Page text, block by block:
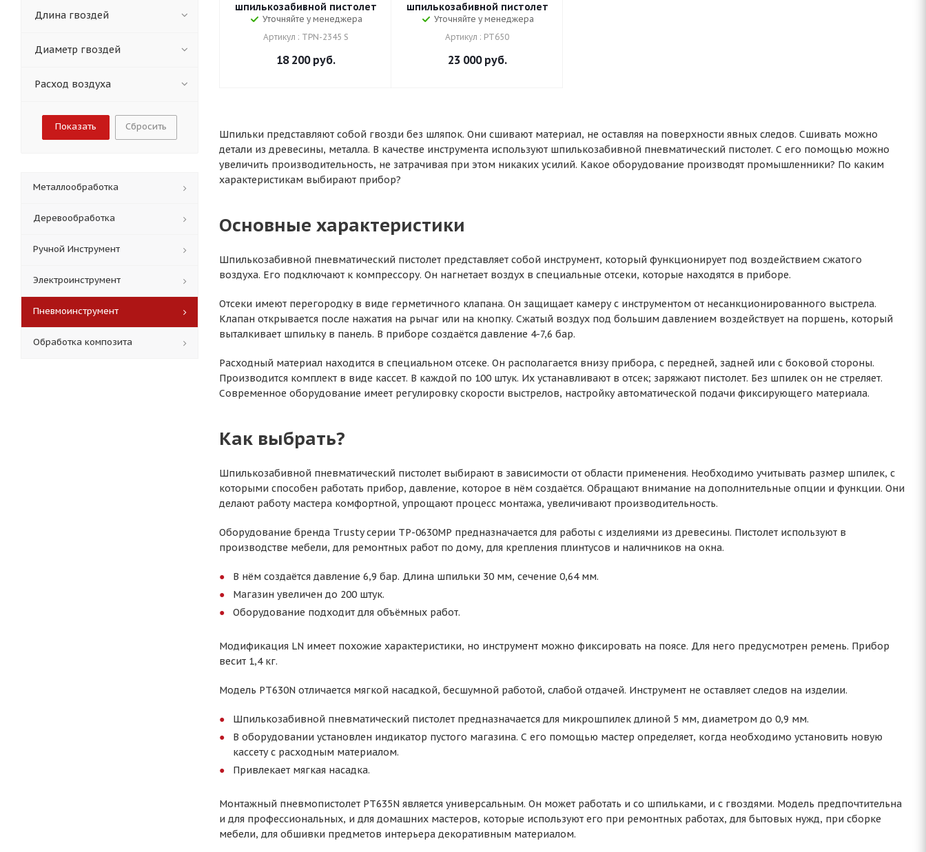
шпилькозабивной пистолет
Уточняйте у менеджера
Артикул : TPN-2345 S
18 200руб.
шпилькозабивной пистолет
Уточняйте у менеджера
Артикул : PT650
23 000руб.
Шпильки представляют собой гвозди без шляпок. Они сшивают материал, не оставляя на поверхности явных следов. Сшивать можно
детали из древесины, металла. В качестве инструмента используют шпилькозабивной пневматический пистолет. С его помощью можно
увеличить производительность, не затрачивая при этом никаких усилий. Какое оборудование производят промышленники? По каким
характеристикам выбирают прибор?
Основные характеристики
Шпилькозабивной пневматический пистолет представляет собой инструмент, который функционирует под воздействием сжатого
воздуха. Его подключают к компрессору. Он нагнетает воздух в специальные отсеки, которые находятся в приборе.
Отсеки имеют перегородку в виде герметичного клапана. Он защищает камеру с инструментом от несанкционированного выстрела.
Клапан открывается после нажатия на рычаг или на кнопку. Сжатый воздух под большим давлением воздействует на поршень, который
выталкивает шпильку в панель. В приборе создаётся давление 4-7,6 бар.
Расходный материал находится в специальном отсеке. Он располагается внизу прибора, с передней, задней или с боковой стороны.
Производится комплект в виде кассет. В каждой по 100 штук. Их устанавливают в отсек; заряжают пистолет. Без шпилек он не стреляет.
Современное оборудование имеет регулировку скорости выстрелов, настройку автоматической подачи фиксирующего материала.
Как выбрать?
Шпилькозабивной пневматический пистолет выбирают в зависимости от области применения. Необходимо учитывать размер шпилек, с
которыми способен работать прибор, давление, которое в нём создаётся. Обращают внимание на дополнительные опции и функции. Они
делают работу мастера комфортной, упрощают процесс монтажа, увеличивают производительность.
Оборудование бренда Trusty серии TP-0630МР предназначается для работы с изделиями из древесины. Пистолет используют в
производстве мебели, для ремонтных работ по дому, для крепления плинтусов и наличников на окна.
В нём создаётся давление 6,9 бар. Длина шпильки 30 мм, сечение 0,64 мм.
Магазин увеличен до 200 штук.
Оборудование подходит для объёмных работ.
Модификация LN имеет похожие характеристики, но инструмент можно фиксировать на поясе. Для него предусмотрен ремень. Прибор
весит 1,4 кг.
Модель РТ630N отличается мягкой насадкой, бесшумной работой, слабой отдачей. Инструмент не оставляет следов на изделии.
Шпилькозабивной пневматический пистолет предназначается для микрошпилек длиной 5 мм, диаметром до 0,9 мм.
В оборудовании установлен индикатор пустого магазина. С его помощью мастер определяет, когда необходимо установить новую
кассету с расходным материалом.
Привлекает мягкая насадка.
Монтажный пневмопистолет РТ635N является универсальным. Он может работать и со шпильками, и с гвоздями. Модель предпочтительна
и для профессиональных, и для домашних мастеров, которые используют его при ремонтных работах, для бытовых нужд, при сборке
мебели, для обшивки предметов интерьера декоративным материалом.
Длина гвоздей
Диаметр гвоздей
Расход воздуха
Сбросить
Металлообработка
Деревообработка
Ручной Инструмент
Электроинструмент
Пневмоинструмент
Обработка композита